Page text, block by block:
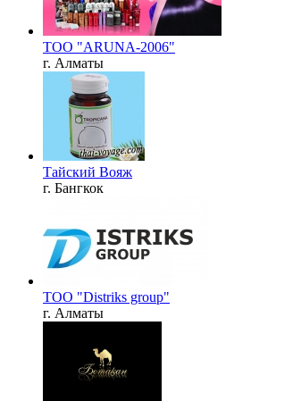
ТОО "ARUNA-2006"
г. Алматы
Тайский Вояж
г. Бангкок
ТОО "Distriks group"
г. Алматы